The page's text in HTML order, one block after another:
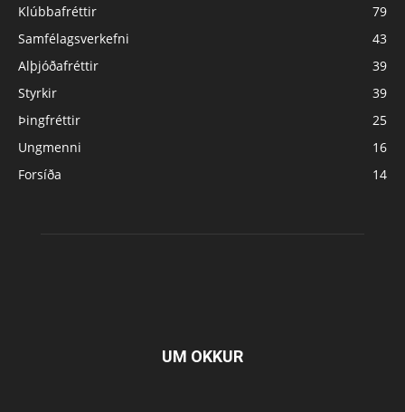
Klúbbafréttir
79
Samfélagsverkefni
43
Alþjóðafréttir
39
Styrkir
39
Þingfréttir
25
Ungmenni
16
Forsíða
14
UM OKKUR